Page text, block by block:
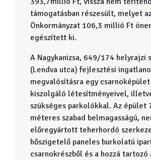
támogatásban részesült, melyet
Önkormányzat 106,3 millió Ft
egészített ki.
A Nagykanizsa, 649/174 helyrajzi
(Lendva utca) fejlesztési
megvalósításra egy
kiszolgáló létesítményeivel,
szükséges parkolókkal. Az épület
méteres szabad belmagasságú,
előregyártott teherhordó
hőszigetelő paneles burkolatú ipari
csarnokrészből és a hozzá tartozó